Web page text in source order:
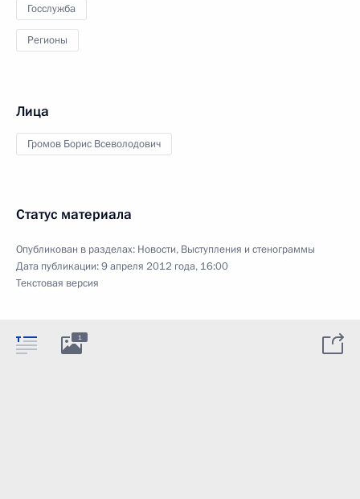
Госслужба
Регионы
Лица
Громов Борис Всеволодович
Статус материала
Опубликован в разделах: Новости, Выступления и стенограммы
Дата публикации:9 апреля 2012 года, 16:00
Текстовая версия
1